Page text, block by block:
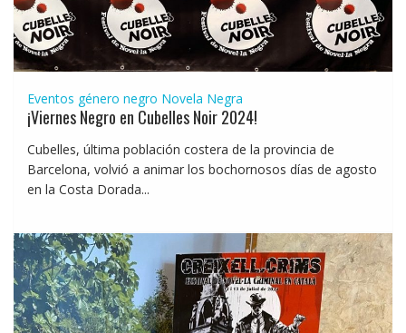
Eventos género negro Novela Negra
¡Viernes Negro en Cubelles Noir 2024!
Cubelles, última población costera de la provincia de
Barcelona, volvió a animar los bochornosos días de agosto
en la Costa Dorada...